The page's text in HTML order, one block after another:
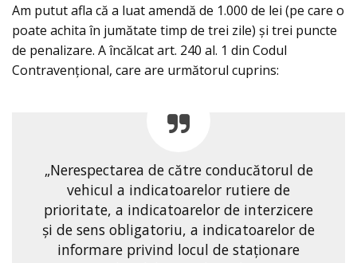
Am putut afla că a luat amendă de 1.000 de lei (pe care o
poate achita în jumătate timp de trei zile) şi trei puncte
de penalizare. A încălcat art. 240 al. 1 din Codul
Contravenţional, care are următorul cuprins:
„Nerespectarea de către conducătorul de
vehicul a indicatoarelor rutiere de
prioritate, a indicatoarelor de interzicere
și de sens obligatoriu, a indicatoarelor de
informare privind locul de staționare